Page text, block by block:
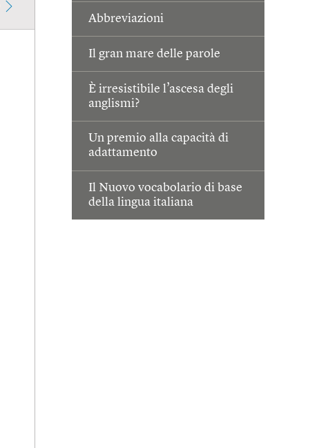
Abbreviazioni
Il gran mare delle parole
È irresistibile l’ascesa degli
anglismi?
Un premio alla capacità di
adattamento
Il Nuovo vocabolario di base
della lingua italiana